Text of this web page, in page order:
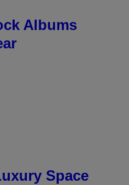
Albums
Space